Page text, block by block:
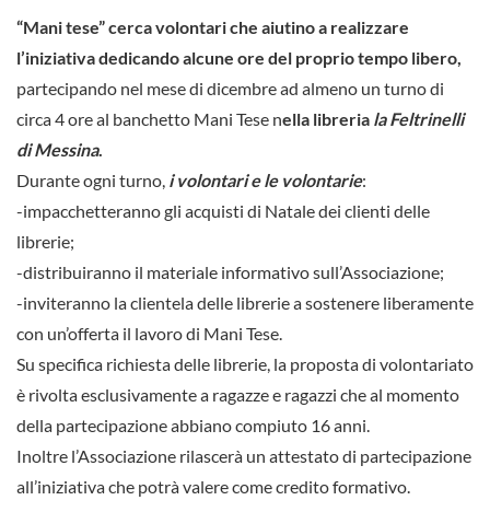
“Mani tese” cerca volontari che aiutino a realizzare
l’iniziativa dedicando alcune ore del proprio tempo libero,
partecipando nel mese di dicembre ad almeno un turno di
circa 4 ore al banchetto Mani Tese nella libreria la Feltrinelli
di Messina.
Durante ogni turno, i volontari e le volontarie:
-impacchetteranno gli acquisti di Natale dei clienti delle
librerie;
-distribuiranno il materiale informativo sull’Associazione;
-inviteranno la clientela delle librerie a sostenere liberamente
con un’offerta il lavoro di Mani Tese.
Su specifica richiesta delle librerie, la proposta di volontariato
è rivolta esclusivamente a ragazze e ragazzi che al momento
della partecipazione abbiano compiuto 16 anni.
Inoltre l’Associazione rilascerà un attestato di partecipazione
all’iniziativa che potrà valere come credito formativo.